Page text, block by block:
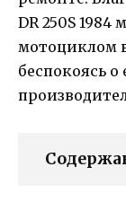
DR 250S 1984
мотоциклом
беспокоясь